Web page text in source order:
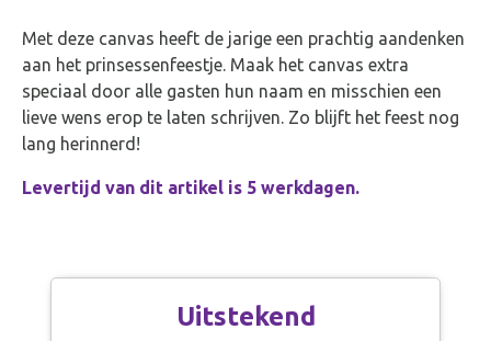
Met deze canvas heeft de jarige een prachtig aandenken
aan het prinsessenfeestje. Maak het canvas extra
speciaal door alle gasten hun naam en misschien een
lieve wens erop te laten schrijven. Zo blijft het feest nog
lang herinnerd!
Levertijd van dit artikel is 5 werkdagen.
Uitstekend